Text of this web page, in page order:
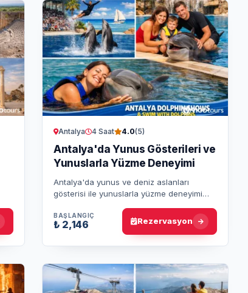
Antalya 4 Saat 4.0(5)
Antalya'da Yunus Gösterileri ve
Yunuslarla Yüzme Deneyimi
Antalya'da yunus ve deniz aslanları
gösterisi ile yunuslarla yüzme deneyimi
güvenli, eğlenceli ve unutulmaz bir…
BAŞLANGIÇ
₺ 2,146 Rezervasyon